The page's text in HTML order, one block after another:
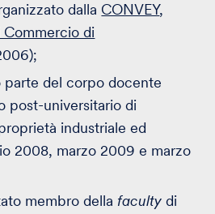
dalla CONVEY,
Commercio di
parte del corpo docente
post-universitario di
industriale ed
2008, marzo 2009 e marzo
membro della faculty di